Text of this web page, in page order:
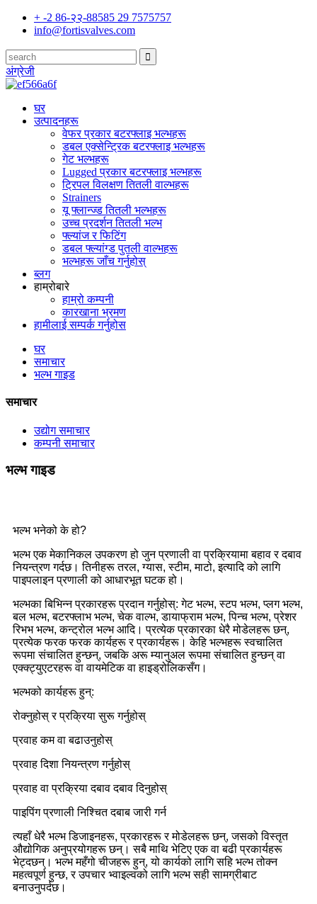
+ -2 86-२२-88585 29 7575757
info@fortisvalves.com
अंग्रेजी
घर
उत्पादनहरू
वेफर प्रकार बटरफ्लाइ भल्भहरू
डबल एक्सेन्ट्रिक बटरफ्लाइ भल्भहरू
गेट भल्भहरू
Lugged प्रकार बटरफ्लाइ भल्भहरू
ट्रिपल विलक्षण तितली वाल्भहरू
Strainers
यू फ्लान्ज्ड तितली भल्भहरू
उच्च प्रदर्शन तितली भल्भ
फ्ल्यांज र फिटिंग
डबल फ्ल्यांग्ड पुतली वाल्भहरू
भल्भहरू जाँच गर्नुहोस्
ब्लग
हाम्रोबारे
हाम्रो कम्पनी
कारखाना भ्रमण
हामीलाई सम्पर्क गर्नुहोस
घर
समाचार
भल्भ गाइड
समाचार
उद्योग समाचार
कम्पनी समाचार
भल्भ गाइड
भल्भ भनेको के हो?
भल्भ एक मेकानिकल उपकरण हो जुन प्रणाली वा प्रक्रियामा बहाव र दबाव
नियन्त्रण गर्दछ। तिनीहरू तरल, ग्यास, स्टीम, माटो, इत्यादि को लागि
पाइपलाइन प्रणाली को आधारभूत घटक हो।
भल्भका बिभिन्न प्रकारहरू प्रदान गर्नुहोस्: गेट भल्भ, स्टप भल्भ, प्लग भल्भ,
बल भल्भ, बटरफ्लाभ भल्भ, चेक वाल्भ, डायाफ्राम भल्भ, पिन्च भल्भ, प्रेशर
रिभभ भल्भ, कन्ट्रोल भल्भ आदि। प्रत्येक प्रकारका धेरै मोडेलहरू छन्,
प्रत्येक फरक फरक कार्यहरू र प्रकार्यहरू। केहि भल्भहरू स्वचालित
रूपमा संचालित हुन्छन्, जबकि अरू म्यानुअल रूपमा संचालित हुन्छन् वा
एक्क्ट्युएटरहरू वा वायमेटिक वा हाइड्रोलिकसँग।
भल्भको कार्यहरू हुन्:
रोक्नुहोस् र प्रक्रिया सुरू गर्नुहोस्
प्रवाह कम वा बढाउनुहोस्
प्रवाह दिशा नियन्त्रण गर्नुहोस्
प्रवाह वा प्रक्रिया दबाव दबाव दिनुहोस्
पाइपिंग प्रणाली निश्चित दबाब जारी गर्न
त्यहाँ धेरै भल्भ डिजाइनहरू, प्रकारहरू र मोडेलहरू छन्, जसको विस्तृत
औद्योगिक अनुप्रयोगहरू छन्। सबै माथि भेटिए एक वा बढी प्रकार्यहरू
भेट्दछन्। भल्भ महँगो चीजहरू हुन्, यो कार्यको लागि सहि भल्भ तोक्न
महत्वपूर्ण हुन्छ, र उपचार भ्वाइल्वको लागि भल्भ सही सामग्रीबाट
बनाउनुपर्दछ।